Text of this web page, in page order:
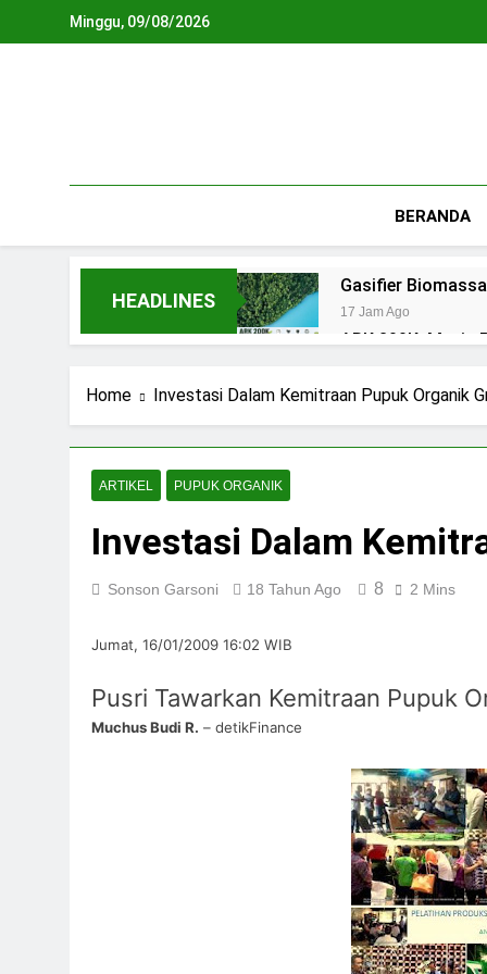
Minggu, 09/08/2026
BERANDA
HEADLINES
Gasifier
17 Jam Ago
ARK 200K: Mesin
Piroliser: Panduan
Biodigester:
4 Hari Ago
REPLIKASI
4 Hari Ago
7 Hari Ago
Solusi Sampah
1 Minggu Ago
Home Investasi Dalam Kemitraan Pupuk Organik
ARTIKEL PUPUK ORGANIK
Investasi Dalam
Sonson Garsoni 18 Tahun Ago 8 2 Mins
Jumat, 16/01/2009 16:02 WIB
Pusri Tawarkan Kemitraan Pupuk
Muchus Budi R. – detikFinance